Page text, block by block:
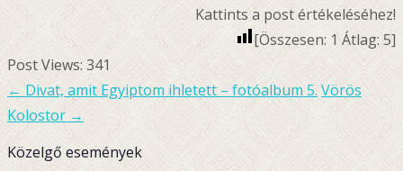
Kattints a post értékeléséhez!
[Összesen:1Átlag:5]
Post Views: 341
Bejegyzésnavigáció
←Divat, amit Egyiptom ihletett – fotóalbum 5.Vörös
Kolostor→
Közelgő események